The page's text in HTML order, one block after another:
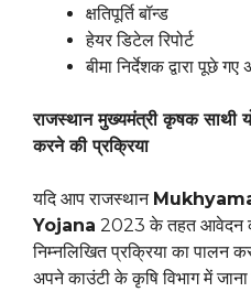
क्षतिपूर्ति बॉन्ड
हेयर डिटेल रिपोर्ट
बीमा निर्देशक द्वारा पूछे
राजस्थान मुख्यमंत्री कृषक
करने की प्रक्रिया
यदि आप राजस्थान
Yojana 2023 के तहत आवेदन
निम्नलिखित प्रक्रिया का पालन
अपने काउंटी के कृषि विभाग में जाना